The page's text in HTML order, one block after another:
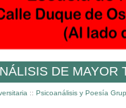
DE MAYOR
:: Psicoanálisis y Poesía